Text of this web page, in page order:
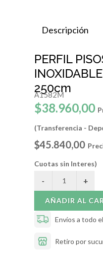
Descripción
PERFIL
250cm
A1582M
$38.960,00
(Transferencia -
$45.840,00
Cuotas sin Interes)
Envíos a todo
Retiro por